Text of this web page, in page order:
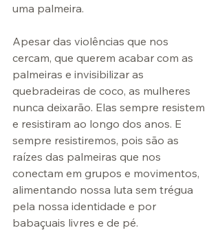
uma palmeira.
Apesar das violências que nos
cercam, que querem acabar com as
palmeiras e invisibilizar as
quebradeiras de coco, as mulheres
nunca deixarão. Elas sempre resistem
e resistiram ao longo dos anos. E
sempre resistiremos, pois são as
raízes das palmeiras que nos
conectam em grupos e movimentos,
alimentando nossa luta sem trégua
pela nossa identidade e por
babaçuais livres e de pé.